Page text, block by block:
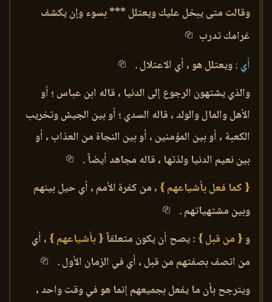
وقالت متى يبخل عليك ويعتلل *** بسوء وإن يكشف
غرامك تدرب
أي :ويعتلل هو ، أي الاعتلال .
والذي يشتهون الرجوع إلى الدنيا ، قاله ابن عباس ؛ أو
الأهل والمال والولد ، قاله السدي ؛ أو بين الجيش وتخريب
الكعبة ، أو بين المؤمنين ، أو بين النجاة من العذاب ، أو
بين نعيم الدنيا ولذتها ، قاله مجاهد أيضاً .
{ كما فعل بأشياعهم } ، من كفرة الأمم ، أي حيل بينهم
وبين مشتهياتهم .
و{ من قبل } : يصح أن يكون متعلقاً{ بأشياعهم } ، أي
من اتصف بصفتهم من قبل ، أي في الزمان الأول .
ويترجح بأن ما يفعل بجميعهم إنما هو في وقت واحد ،